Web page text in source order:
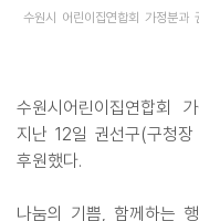
수원시 어린이집연합회 가정분과
수원시어린이집연합회
지난 12일 권선구(구청
후원했다.
나눔의 기쁨, 함께하는